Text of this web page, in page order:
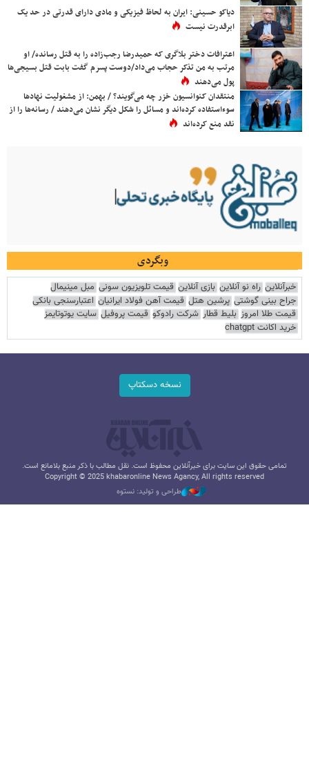
دیاکو حسینی: ایران به لحاظ فیزیکی و مادی دارای قدرتی در حد یک
ابرقدرت نیست
اعترافات دختر بلاگری که حمیدرضا رجب‌زاده را به قتل رسانده/ او
مرتب به من تذکر حجاب می‌داد/دوست پسرم گفت بابت قتل بسیجی‌ها
پول می‌دهند
منتقدان کنوانسیون خزر چه می‌گویند؟ / بهمن: از مشغولیت نهادها
سوءاستفاده کرده‌اند و مسائل را شکل دیگر نشان می‌دهند / رسانه‌ها را از
نقد منع کرده‌اند
وبگردی
خبرآنلاین راه نو آنلاین بازی آنلاین قیمت تلویزیون سونی مبل مینیمال
جراح بینی گوشتی پرشین هتل قیمت آهن فولاد ایرانیان اعتبارسنجی بانکی
قیمت طلا امروز بلیط قطار شرکت رادوکو قیمت پروفیل سایت یوتوتایمز
خرید اکانت chatgpt
نسخه دسکتاپ
تمامی حقوق این سایت برای خبرآنلاین محفوظ است. نقل مطالب با ذکر منبع بلامانع است.
Copyright © 2025 khabaronline News Agancy, All rights reserved
طراحی و تولید: نستوه